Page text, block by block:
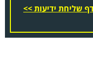
ידיעות >>